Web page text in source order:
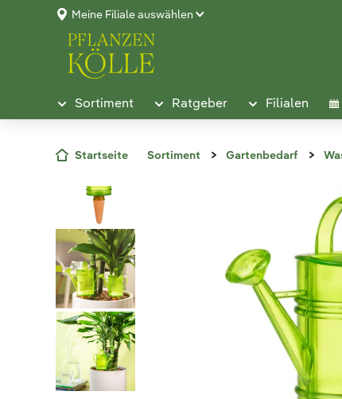
Meine Filiale auswählen
Sortiment Ratgeber Filialen
Startseite Sortiment Gartenbedarf